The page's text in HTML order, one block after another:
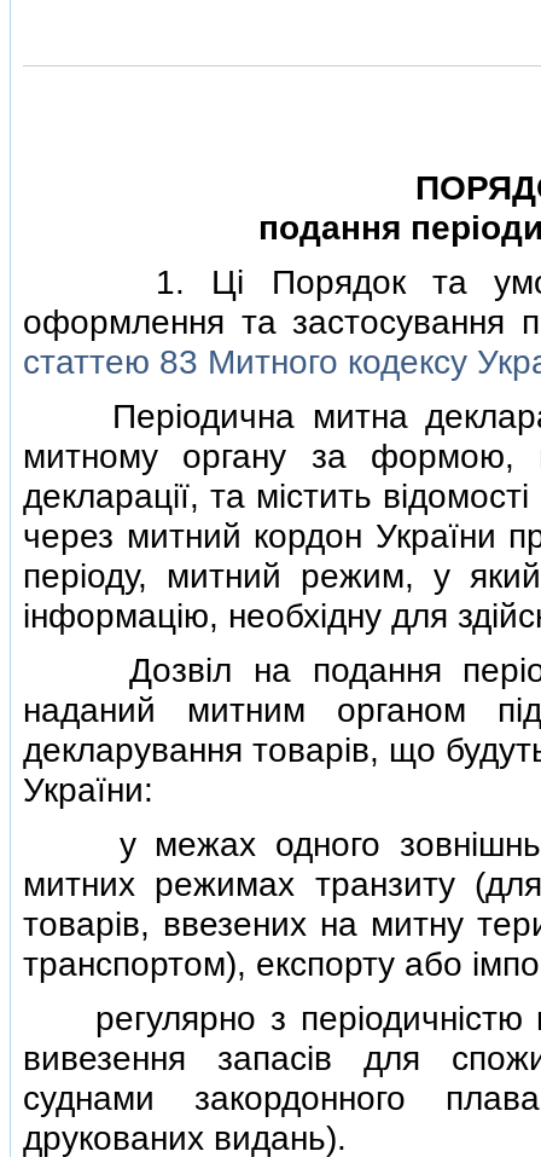
подання
1. Цi Порядок та умови
оформлення та застосування
статтею 83 Митного кодексу
Перiодична митна
митному органу за формою,
декларацiї, та мiстить
через митний кордон України
перiоду, митний режим, у
iнформацiю, необхiдну для
Дозвiл на подання
наданий митним органом
декларування товарiв, що
України:
у межах одного
митних режимах транзиту
товарiв, ввезених на митну
транспортом), експорту або
регулярно з перiодичнiстю
вивезення запасiв для
суднами закордонного
друкованих видань).